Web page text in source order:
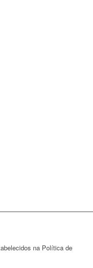
na Política de